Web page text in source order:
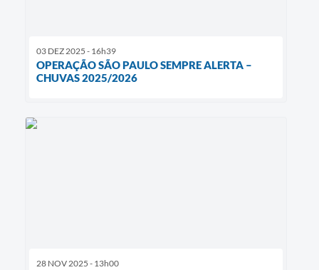
03 DEZ 2025 - 16h39
OPERAÇÃO SÃO PAULO SEMPRE ALERTA –
CHUVAS 2025/2026
28 NOV 2025 - 13h00